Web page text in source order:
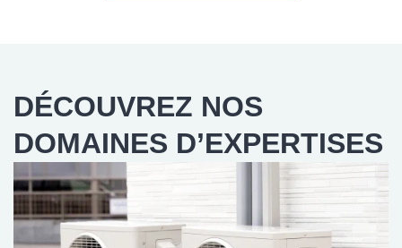
DÉCOUVREZ NOS
DOMAINES D’EXPERTISES